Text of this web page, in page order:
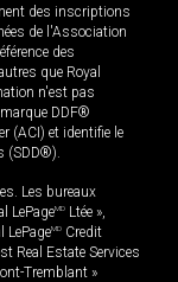
des inscriptions
de l'Association
des
que Royal
n'est pas
DDF®
(ACI) et identifie le
(SDD®).
Les bureaux
LePageMD Ltée »,
LePageMD Credit
Real Estate Services
Tremblant »